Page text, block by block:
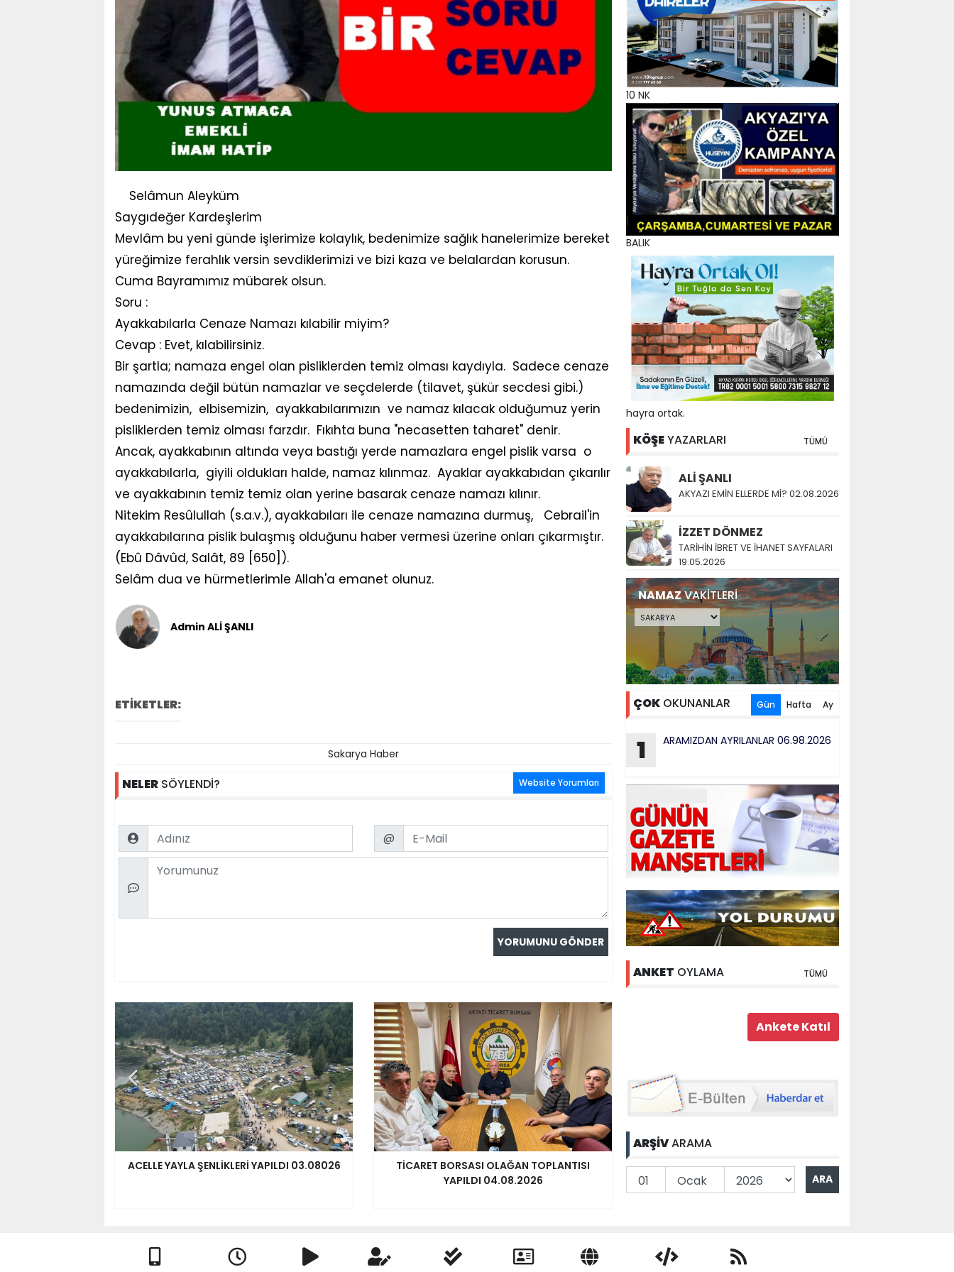
Selâmun Aleyküm
Saygıdeğer Kardeşlerim
Mevlâm bu yeni günde işlerimize kolaylık, bedenimize sağlık hanelerimize bereket
yüreğimize ferahlık versin sevdiklerimizi ve bizi kaza ve belalardan korusun.
Cuma Bayramımız mübarek olsun.
Soru :
Ayakkabılarla Cenaze Namazı kılabilir miyim?
Cevap : Evet, kılabilirsiniz.
Bir şartla; namaza engel olan pisliklerden temiz olması kaydıyla. Sadece cenaze
namazında değil bütün namazlar ve seçdelerde (tilavet, şükür secdesi gibi.)
bedenimizin, elbisemizin, ayakkabılarımızın ve namaz kılacak olduğumuz yerin
pisliklerden temiz olması farzdır. Fıkıhta buna "necasetten taharet" denir.
Ancak, ayakkabının altında veya bastığı yerde namazlara engel pislik varsa o
ayakkabılarla, giyili oldukları halde, namaz kılınmaz. Ayaklar ayakkabıdan çıkarılır
ve ayakkabının temiz temiz olan yerine basarak cenaze namazı kılınır.
Nitekim Resûlullah (s.a.v.), ayakkabıları ile cenaze namazına durmuş, Cebrail'in
ayakkabılarına pislik bulaşmış olduğunu haber vermesi üzerine onları çıkarmıştır.
(Ebû Dâvûd, Salât, 89 [650]).
Selâm dua ve hürmetlerimle Allah'a emanet olunuz.
Admin ALİ ŞANLI
ETİKETLER:
Sakarya Haber
NELER SÖYLENDİ? Website Yorumları
Name Email
@
Comment
ACELLE YAYLA ŞENLİKLERİ YAPILDI 03.08026
TİCARET BORSASI OLAĞAN TOPLANTISI
YAPILDI 04.08.2026
10 NK
BALIK
hayra ortak.
KÖŞEYAZARLARI TÜMÜ
ALİ ŞANLI
AKYAZI EMİN ELLERDE Mİ? 02.08.2026
İZZET DÖNMEZ
TARİHİN İBRET VE İHANET SAYFALARI
19.05.2026
NAMAZVAKİTLERİ
ÇOK OKUNANLAR Gün Hafta Ay
1 ARAMIZDAN AYRILANLAR 06.98.2026
ANKET OYLAMA TÜMÜ
ARŞİVARAMA